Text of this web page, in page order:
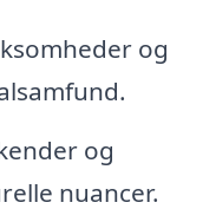
og
og
nuancer.